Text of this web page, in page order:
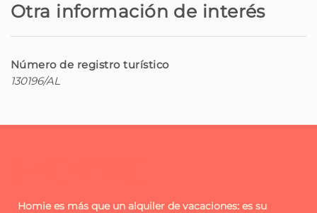
Otra información de interés
Número de registro turístico
130196/AL
Homie es más que un alquiler de vacaciones: es su